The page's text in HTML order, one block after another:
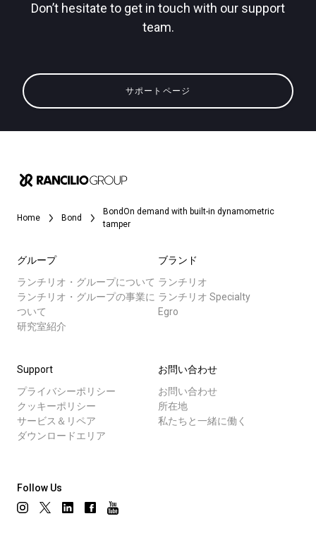
Don’t hesitate to get in touch with our support
team.
サポートページ
Home Bond
BondOn demand with built-in dynamometric
tamper
グループ
ランチリオ・グループについて
ランチリオ・グループの事業に
ついて
研究室紹介
ブランド
ランチリオ
ランチリオ Specialty
Egro
Support
プライバシーポリシー
クッキーポリシー
サービス＆リペア
ダウンロードエリア
お問い合わせ
お問い合わせ
所在地
私たちと一緒に働く
Follow Us